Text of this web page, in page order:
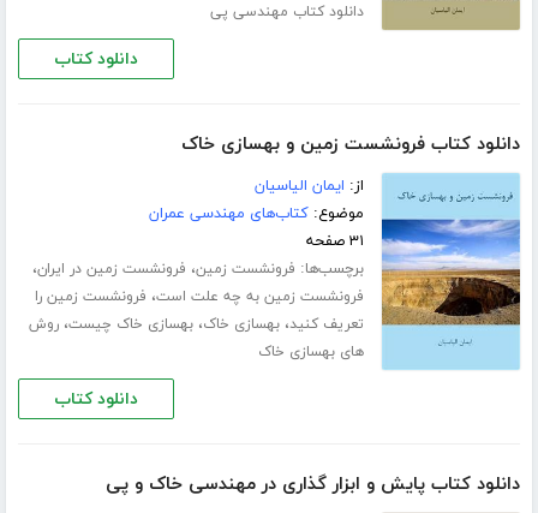
دانلود کتاب مهندسی پی
دانلود کتاب
دانلود کتاب فرونشست زمین و بهسازی خاک
از: ایمان الیاسیان
موضوع:کتاب‌های مهندسی عمران
۳۱ صفحه
برچسب‌ها: فرونشست زمین، فرونشست زمین در ایران،
فرونشست زمین به چه علت است، فرونشست زمین را
تعریف کنید،بهسازی خاک،بهسازی خاک چیست،روش
های بهسازی خاک
دانلود کتاب
دانلود کتاب پایش و ابزار گذاری در مهندسی خاک و پی